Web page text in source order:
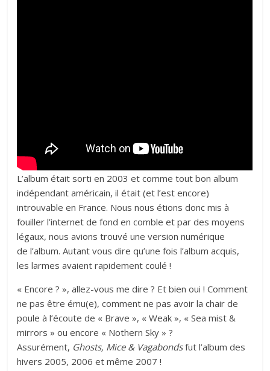
L’album était sorti en 2003 et comme tout bon album
indépendant américain, il était (et l’est encore)
introuvable en France. Nous nous étions donc mis à
fouiller l’internet de fond en comble et par des moyens
légaux, nous avions trouvé une version numérique
de l’album. Autant vous dire qu’une fois l’album acquis,
les larmes avaient rapidement coulé !
« Encore ? », allez-vous me dire ? Et bien oui ! Comment
ne pas être ému(e), comment ne pas avoir la chair de
poule à l’écoute de « Brave », « Weak », « Sea mist &
mirrors » ou encore « Nothern Sky » ?
Assurément, Ghosts, Mice & Vagabondsfut l’album des
hivers 2005, 2006 et même 2007 !